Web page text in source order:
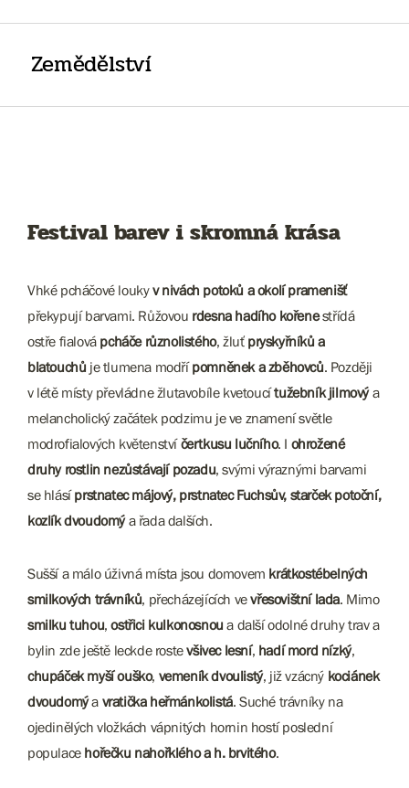
Zemědělství
Festival barev i skromná krása
Vhké pcháčové loukyv nivách potoků a okolí pramenišť
překypují barvami. Růžovou rdesna hadího kořenestřídá
ostře fialová pcháče různolistého, žluťpryskyřníků a
blatouchů je tlumena modřípomněnek a zběhovců. Později
v létě místy převládne žlutavobíle kvetoucítužebník jilmovýa
melancholický začátek podzimu je ve znamení světle
modrofialových květenstvíčertkusu lučního. I ohrožené
druhy rostlin nezůstávají pozadu, svými výraznými barvami
se hlásíprstnatec májový, prstnatec Fuchsův, starček potoční,
kozlík dvoudomýa řada dalších.
Sušší a málo úživná místa jsou domovem krátkostébelných
smilkových trávníků, přecházejících vevřesovištní lada. Mimo
smilku tuhou,ostřici kulkonosnoua další odolné druhy trav a
bylin zde ještě leckde rostevšivec lesní, hadí mord nízký,
chupáček myší ouško, vemeník dvoulistý, již vzácný kociánek
dvoudomýa vratička heřmánkolistá. Suché trávníky na
ojedinělých vložkách vápnitých hornin hostí poslední
populacehořečku nahořklého a h. brvitého.